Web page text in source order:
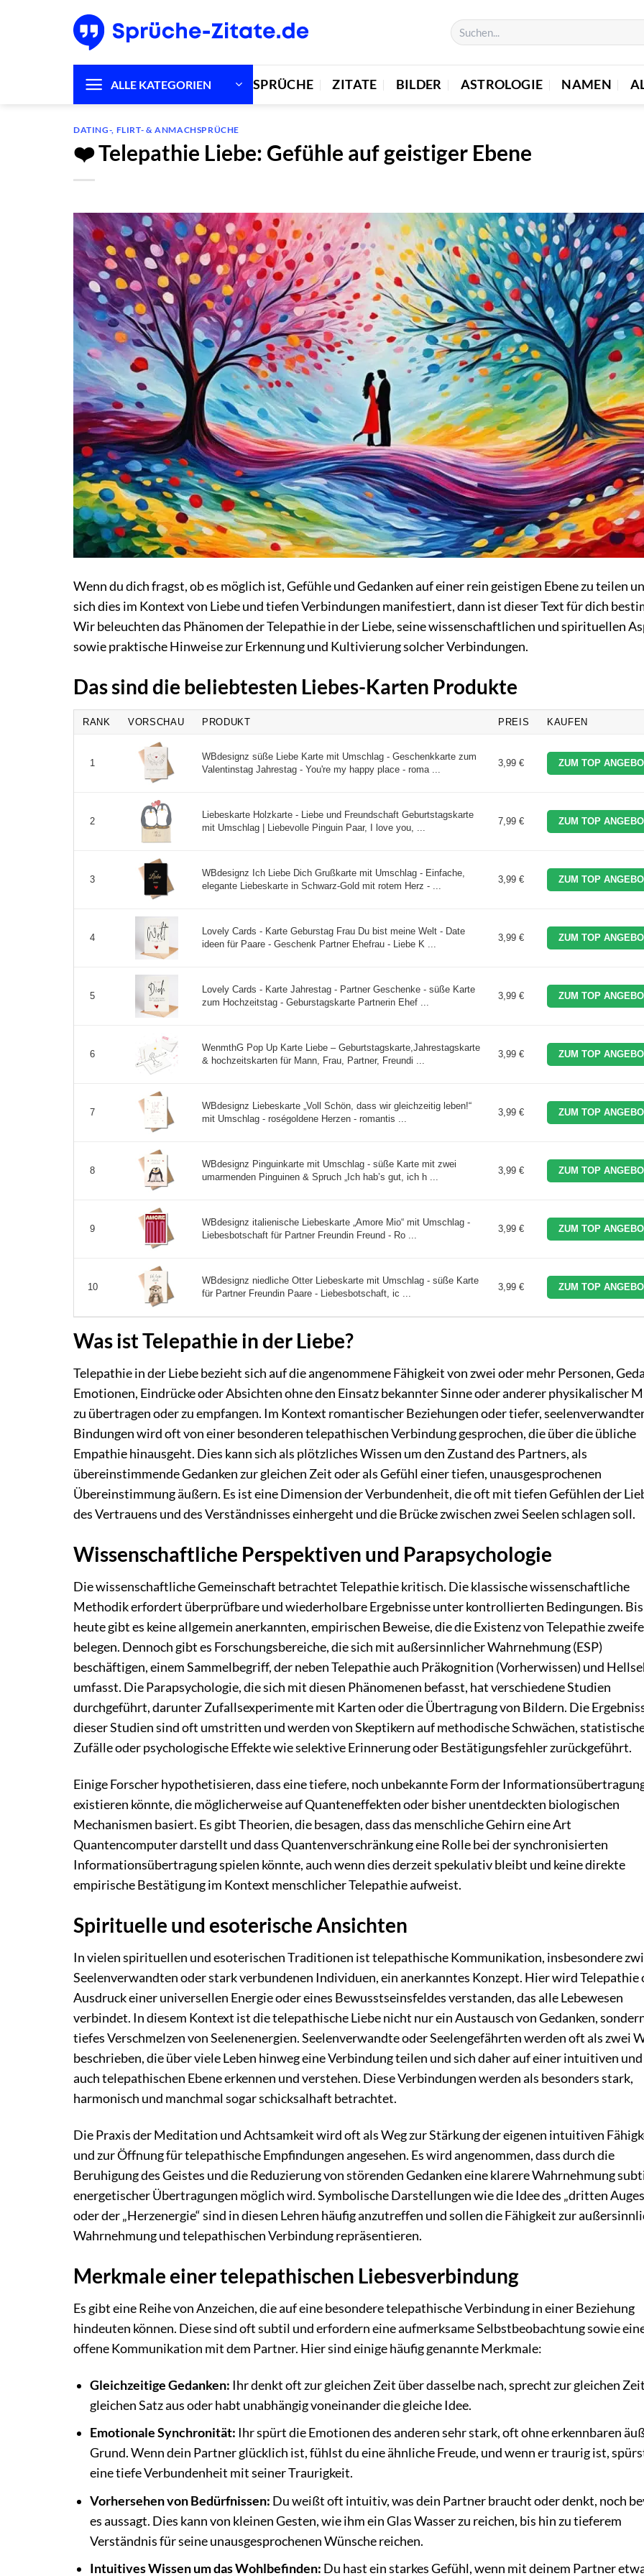
ALLE KATEGORIEN SPRÜCHE ZITATE BILDER ASTROLOGIE NAMEN
DATING-, FLIRT- & ANMACHSPRÜCHE
❤️ Telepathie Liebe: Gefühle auf geistiger Ebene
Wenn du dich fragst, ob es möglich ist, Gefühle und Gedanken auf einer rein geistigen Ebene zu teilen
sich dies im Kontext von Liebe und tiefen Verbindungen manifestiert, dann ist dieser Text für dich
Wir beleuchten das Phänomen der Telepathie in der Liebe, seine wissenschaftlichen und spirituellen
sowie praktische Hinweise zur Erkennung und Kultivierung solcher Verbindungen.
Das sind die beliebtesten Liebes-Karten Produkte
RANK VORSCHAU PRODUKT PREIS KAUFEN
1
WBdesignz süße Liebe Karte mit Umschlag - Geschenkkarte zum
Valentinstag Jahrestag - You're my happy place - roma ...
3,99 € ZUM TOP
2
Liebeskarte Holzkarte - Liebe und Freundschaft Geburtstagskarte
mit Umschlag | Liebevolle Pinguin Paar, I love you, ...
7,99 € ZUM TOP
3
WBdesignz Ich Liebe Dich Grußkarte mit Umschlag - Einfache,
elegante Liebeskarte in Schwarz-Gold mit rotem Herz - ...
3,99 € ZUM TOP
4
Lovely Cards - Karte Geburstag Frau Du bist meine Welt - Date
ideen für Paare - Geschenk Partner Ehefrau - Liebe K ...
3,99 € ZUM TOP
5
Lovely Cards - Karte Jahrestag - Partner Geschenke - süße Karte
zum Hochzeitstag - Geburstagskarte Partnerin Ehef ...
3,99 € ZUM TOP
6
WenmthG Pop Up Karte Liebe – Geburtstagskarte,Jahrestagskarte
& hochzeitskarten für Mann, Frau, Partner, Freundi ...
3,99 € ZUM TOP
7
WBdesignz Liebeskarte „Voll Schön, dass wir gleichzeitig leben!“
mit Umschlag - roségoldene Herzen - romantis ...
3,99 € ZUM TOP
8
WBdesignz Pinguinkarte mit Umschlag - süße Karte mit zwei
umarmenden Pinguinen & Spruch „Ich hab’s gut, ich h ...
3,99 € ZUM TOP
9
WBdesignz italienische Liebeskarte „Amore Mio“ mit Umschlag -
Liebesbotschaft für Partner Freundin Freund - Ro ...
3,99 € ZUM TOP
10
WBdesignz niedliche Otter Liebeskarte mit Umschlag - süße Karte
für Partner Freundin Paare - Liebesbotschaft, ic ...
3,99 € ZUM TOP
Was ist Telepathie in der Liebe?
Telepathie in der Liebe bezieht sich auf die angenommene Fähigkeit von zwei oder mehr Personen,
Emotionen, Eindrücke oder Absichten ohne den Einsatz bekannter Sinne oder anderer physikalischer
zu übertragen oder zu empfangen. Im Kontext romantischer Beziehungen oder tiefer,
Bindungen wird oft von einer besonderen telepathischen Verbindung gesprochen, die über die übliche
Empathie hinausgeht. Dies kann sich als plötzliches Wissen um den Zustand des Partners, als
übereinstimmende Gedanken zur gleichen Zeit oder als Gefühl einer tiefen, unausgesprochenen
Übereinstimmung äußern. Es ist eine Dimension der Verbundenheit, die oft mit tiefen Gefühlen der
des Vertrauens und des Verständnisses einhergeht und die Brücke zwischen zwei Seelen schlagen soll.
Wissenschaftliche Perspektiven und Parapsychologie
Die wissenschaftliche Gemeinschaft betrachtet Telepathie kritisch. Die klassische wissenschaftliche
Methodik erfordert überprüfbare und wiederholbare Ergebnisse unter kontrollierten Bedingungen. Bis
heute gibt es keine allgemein anerkannten, empirischen Beweise, die die Existenz von Telepathie
belegen. Dennoch gibt es Forschungsbereiche, die sich mit außersinnlicher Wahrnehmung (ESP)
beschäftigen, einem Sammelbegriff, der neben Telepathie auch Präkognition (Vorherwissen) und
umfasst. Die Parapsychologie, die sich mit diesen Phänomenen befasst, hat verschiedene Studien
durchgeführt, darunter Zufallsexperimente mit Karten oder die Übertragung von Bildern. Die
dieser Studien sind oft umstritten und werden von Skeptikern auf methodische Schwächen,
Zufälle oder psychologische Effekte wie selektive Erinnerung oder Bestätigungsfehler zurückgeführt.
Einige Forscher hypothetisieren, dass eine tiefere, noch unbekannte Form der
existieren könnte, die möglicherweise auf Quanteneffekten oder bisher unentdeckten biologischen
Mechanismen basiert. Es gibt Theorien, die besagen, dass das menschliche Gehirn eine Art
Quantencomputer darstellt und dass Quantenverschränkung eine Rolle bei der synchronisierten
Informationsübertragung spielen könnte, auch wenn dies derzeit spekulativ bleibt und keine direkte
empirische Bestätigung im Kontext menschlicher Telepathie aufweist.
Spirituelle und esoterische Ansichten
In vielen spirituellen und esoterischen Traditionen ist telepathische Kommunikation, insbesondere
Seelenverwandten oder stark verbundenen Individuen, ein anerkanntes Konzept. Hier wird Telepathie
Ausdruck einer universellen Energie oder eines Bewusstseinsfeldes verstanden, das alle Lebewesen
verbindet. In diesem Kontext ist die telepathische Liebe nicht nur ein Austausch von Gedanken,
tiefes Verschmelzen von Seelenenergien. Seelenverwandte oder Seelengefährten werden oft als zwei
beschrieben, die über viele Leben hinweg eine Verbindung teilen und sich daher auf einer intuitiven
auch telepathischen Ebene erkennen und verstehen. Diese Verbindungen werden als besonders stark,
harmonisch und manchmal sogar schicksalhaft betrachtet.
Die Praxis der Meditation und Achtsamkeit wird oft als Weg zur Stärkung der eigenen intuitiven
und zur Öffnung für telepathische Empfindungen angesehen. Es wird angenommen, dass durch die
Beruhigung des Geistes und die Reduzierung von störenden Gedanken eine klarere Wahrnehmung
energetischer Übertragungen möglich wird. Symbolische Darstellungen wie die Idee des „dritten
oder der „Herzenergie“ sind in diesen Lehren häufig anzutreffen und sollen die Fähigkeit zur
Wahrnehmung und telepathischen Verbindung repräsentieren.
Merkmale einer telepathischen Liebesverbindung
Es gibt eine Reihe von Anzeichen, die auf eine besondere telepathische Verbindung in einer Beziehung
hindeuten können. Diese sind oft subtil und erfordern eine aufmerksame Selbstbeobachtung sowie
offene Kommunikation mit dem Partner. Hier sind einige häufig genannte Merkmale:
Gleichzeitige Gedanken: Ihr denkt oft zur gleichen Zeit über dasselbe nach, sprecht zur gleichen
gleichen Satz aus oder habt unabhängig voneinander die gleiche Idee.
Emotionale Synchronität: Ihr spürt die Emotionen des anderen sehr stark, oft ohne erkennbaren
Grund. Wenn dein Partner glücklich ist, fühlst du eine ähnliche Freude, und wenn er traurig ist,
eine tiefe Verbundenheit mit seiner Traurigkeit.
Vorhersehen von Bedürfnissen: Du weißt oft intuitiv, was dein Partner braucht oder denkt, noch
es aussagt. Dies kann von kleinen Gesten, wie ihm ein Glas Wasser zu reichen, bis hin zu tieferem
Verständnis für seine unausgesprochenen Wünsche reichen.
Intuitives Wissen um das Wohlbefinden: Du hast ein starkes Gefühl, wenn mit deinem Partner